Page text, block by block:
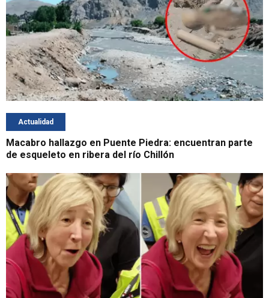
Actualidad
Macabro hallazgo en Puente Piedra: encuentran parte
de esqueleto en ribera del río Chillón